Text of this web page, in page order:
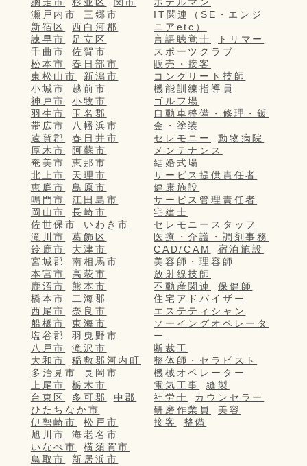
瀬戸内市
三郷市
新宿区
西白河郡
諫早市
足立区
千曲市
佐賀市
松本市
春日部市
東松山市
新潟市
小城市
越前市
神戸市
小牧市
羽生市
玉名郡
帯広市
八幡浜市
遠賀郡
春日井市
厚木市
阿蘇市
奄美市
恵那市
北上市
天理市
恵庭市
島原市
鳴門市
江田島市
岡山市
長崎市
佐世保市
いわき市
滝川市
葛飾区
鈴鹿市
大津市
宮城郡
南相馬市
本宮市
高萩市
鹿沼市
熊本市
橋本市
二海郡
西尾市
奈良市
船橋市
東海市
塩谷郡
羽曳野市
八戸市
滝沢市
大和市
稲敷郡河内町
多治見市
長岡市
上尾市
栃木市
台東区
多可郡
中郡
ひたちなか市
伊勢崎市
松戸市
旭川市
海老名市
いなべ市
横須賀市
鳥取市
新居浜市
IT関連（SE・エンジ
ニアetc）
言語聴覚士
トリマー
スポーツクラブ
販売・接客
コンクリート技師
機能訓練指導員
ゴルフ場
自動車整備・修理・鈑
金・塗装
セレモニー
動物病院
メンテナンス
結婚式場
サービス提供責任者
健康施設
サービス管理責任者
宅建士
セレモニースタッフ
医療・介護・調剤事務
CAD/CAM
宿泊施設
美容師・理容師
放射線技師
不動産関連
保健師
住宅アドバイザー
エステティシャン
ソーイングオペレータ
ー
断裁工
整体師・セラピスト
機械オペレーター
電気工事
縫製
社労士
カウンセラー
研磨作業員
美容
接客
整備